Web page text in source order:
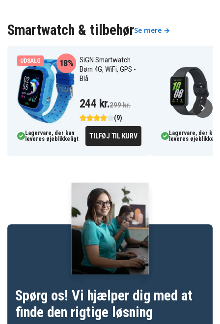
Smartwatch & tilbehørSe mere →
UDSALG
SiGN Smartwatch
Børn 4G, WiFi, GPS -
Blå
(9)
18%
244 kr.299 kr.
Lagervare, der kan
leveres øjeblikkeligt
TILFØJ TIL KURV
Lagervare, der kan
leveres
Spørg os! Vi hjælper dig med at
finde den rigtige løsning